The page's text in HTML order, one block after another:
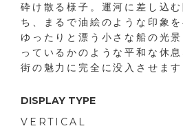
砕け散る様子。運河に差し込
ち、まるで油絵のような印象
ゆったりと漂う小さな船の光
っているかのような平和な休
街の魅力に完全に没入させます
DISPLAY TYPE
VERTICAL